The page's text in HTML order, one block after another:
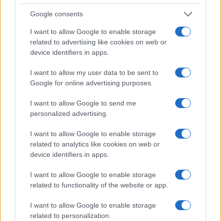
Google consents
I want to allow Google to enable storage
related to advertising like cookies on web or
device identifiers in apps.
I want to allow my user data to be sent to
Google for online advertising purposes.
I want to allow Google to send me
personalized advertising.
I want to allow Google to enable storage
related to analytics like cookies on web or
device identifiers in apps.
I want to allow Google to enable storage
related to functionality of the website or app.
I want to allow Google to enable storage
related to personalization.
truplo 24-letnega Slovenca poškodoval voznik e-skiroja
Na bencinskem servisu v
Dravogradu zagorel točilni
avtomat, požar pogasili
Motorist v Radljah ob Dravi trčil
v ulično svetilko in se hudo
poškodoval
Obvestila
Izklop elektrike: 426. Nadzorništvo Vuzenica - Območje Sv.
Anton na Pohorju
Vuhred
pred 11 urami
Izklop elektrike: 429. Nadzorništvo Ravne - Območje Prevalje
Prisoje
pred 11 urami